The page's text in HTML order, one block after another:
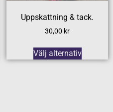
Uppskattning & tack.
30,00 kr
Välj alternativ